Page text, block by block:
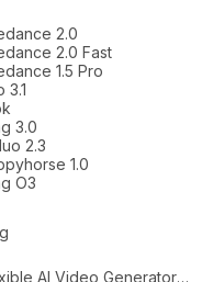
2.0
2.0 Fast
1.5 Pro
3.1
3.0
2.3
1.0
O3
Flexible AI Video Generators...